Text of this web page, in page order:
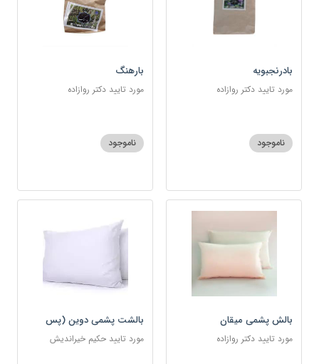
بادرنجبویه
مورد تایید دکتر روازاده
ناموجود
بارهنگ
مورد تایید دکتر روازاده
ناموجود
بالش پشمی میقان
مورد تایید دکتر روازاده
بالشت پشمی دوین (پس
کرایه)
مورد تایید حکیم خیراندیش